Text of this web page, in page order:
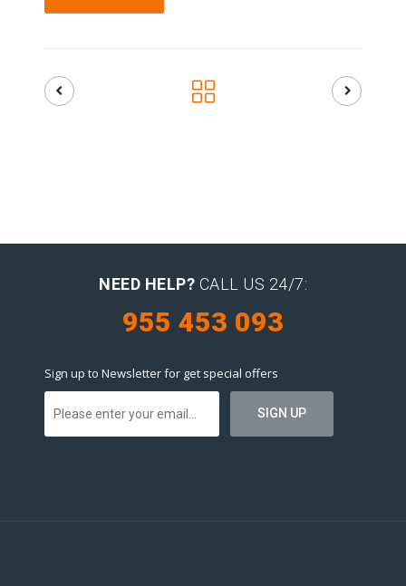
NEED HELP? CALL US 24/7:
955 453 093
Sign up to Newsletter for get special offers